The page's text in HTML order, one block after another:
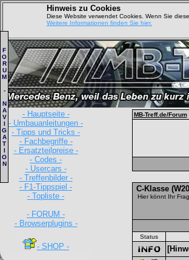
Hinweis zu Cookies
Diese Website verwendet Cookies. Wenn Sie
Weitere Informationen finden Sie hier.
- Hauptseite -
- Umbauanleitungen -
- Tipps und Tricks -
- Fachbegriffe -
- Ersatzteilpreise -
- Codes -
- Usercars -
- Treffenbilder -
- F1-Tippspiel -
- Topliste -
- FORUM -
- Browserplugins -
- SHOP -
F
O
R
U
M
-
N
A
V
I
G
A
T
I
O
N
MB-Treff.de/Forum
C-Klasse
Hier könnt Ihr
Status